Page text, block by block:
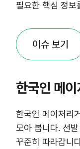
필요한 핵심 정보
이슈 보기
한국인 메
한국인 메이저리
모아 봅니다. 선
꾸준히 따라갑니